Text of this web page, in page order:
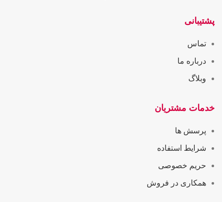
پشتیبانی
تماس
درباره ما
وبلاگ
خدمات مشتریان
پرسش ها
شرایط استفاده
حریم خصوصی
همکاری در فروش